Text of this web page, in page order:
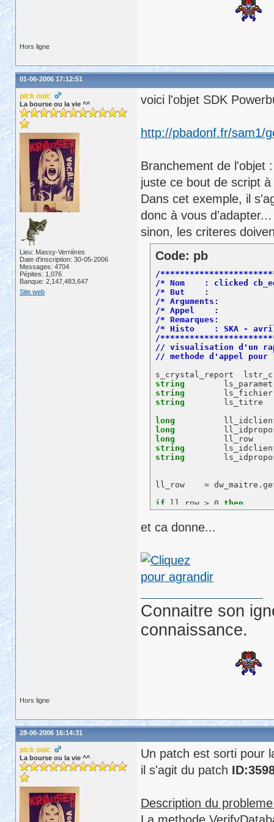
Hors ligne
01-06-2006 17:12:51
pick ouic
La bourse ou la vie ^^
Lieu: Massy-Verrières
Date d'inscription: 30-05-2006
Messages: 4704
Pépites: 1,076
Banque: 2,147,483,647
Site web
voici l'objet SDK
http://pbadonf.fr/sam1/
Branchement de l'objet :
juste ce bout de script
Dans cet exemple, il
donc à vous d'adapter...
sinon, les criteres
Code: pb
/
/* Nom    : clicked
/* But    :
/* Arguments:
/* Appel    :
/* Remarques:
/* Histo    : SKA -
/
string
string
string
        ls_titre
long
long
long
string
string
ll_row    =
if ll_row > 0 then
ll_idclient      =
ll_idproposition  =
  ls_idclient      =
if
if
ls_parametre[1]  =
  ls_titre   =
'DEVIS
ls_fichier  =
lstr_crystal.as_titre
lstr_crystal.as_value
et ca donne...
Connaitre son
connaissance.
Hors ligne
28-06-2006 16:14:31
pick ouic
La bourse ou la vie ^^
Un patch est sorti pour
il s'agit du patch
Description du